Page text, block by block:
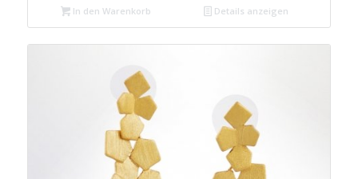
€ 84,99
€ 74,99.
In den Warenkorb Details anzeigen